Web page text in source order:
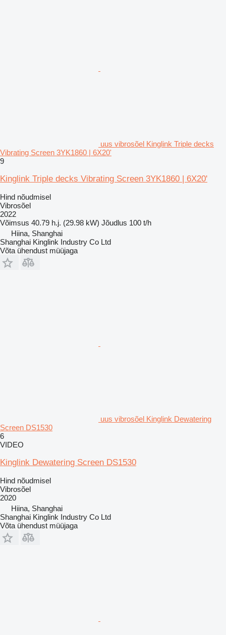
uus vibrosõel Kinglink Triple decks
Vibrating Screen 3YK1860 | 6X20'
9
Kinglink Triple decks Vibrating Screen 3YK1860 | 6X20'
Hind nõudmisel
Vibrosõel
2022
Võimsus 40.79 h.j. (29.98 kW) Jõudlus 100 t/h
Hiina, Shanghai
Shanghai Kinglink Industry Co Ltd
Võta ühendust müüjaga
uus vibrosõel Kinglink Dewatering
Screen DS1530
6
VIDEO
Kinglink Dewatering Screen DS1530
Hind nõudmisel
Vibrosõel
2020
Hiina, Shanghai
Shanghai Kinglink Industry Co Ltd
Võta ühendust müüjaga